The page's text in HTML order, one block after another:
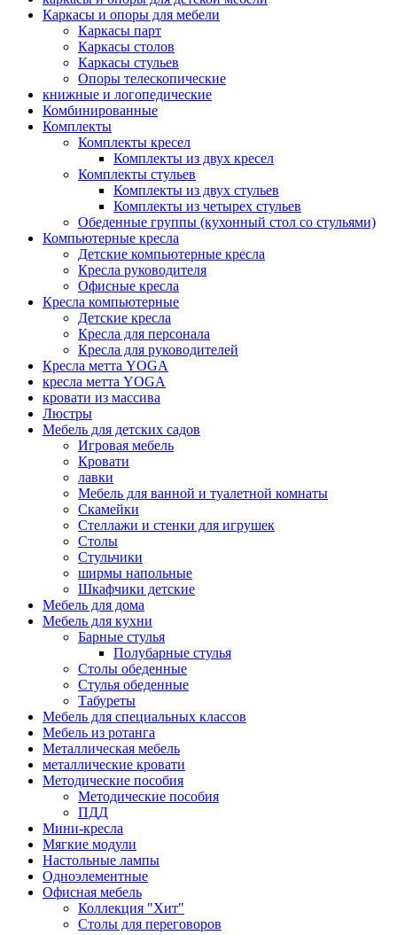
Каркасы и опоры для мебели
Каркасы парт
Каркасы столов
Каркасы стульев
Опоры телескопические
книжные и логопедические
Комбинированные
Комплекты
Комплекты кресел
Комплекты из двух кресел
Комплекты стульев
Комплекты из двух стульев
Комплекты из четырех стульев
Обеденные группы (кухонный стол со стульями)
Компьютерные кресла
Детские компьютерные кресла
Кресла руководителя
Офисные кресла
Кресла компьютерные
Детские кресла
Кресла для персонала
Кресла для руководителей
Кресла метта YOGA
кресла метта YOGA
кровати из массива
Люстры
Мебель для детских садов
Игровая мебель
Кровати
лавки
Мебель для ванной и туалетной комнаты
Скамейки
Стеллажи и стенки для игрушек
Столы
Стульчики
ширмы напольные
Шкафчики детские
Мебель для дома
Мебель для кухни
Барные стулья
Полубарные стулья
Столы обеденные
Стулья обеденные
Табуреты
Мебель для специальных классов
Мебель из ротанга
Металлическая мебель
металлические кровати
Методические пособия
Методические пособия
ПДД
Мини-кресла
Мягкие модули
Настольные лампы
Одноэлементные
Офисная мебель
Коллекция "Хит"
Столы для переговоров